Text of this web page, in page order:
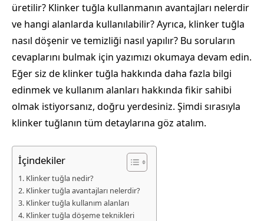
üretilir? Klinker tuğla kullanmanın avantajları nelerdir
ve hangi alanlarda kullanılabilir? Ayrıca, klinker tuğla
nasıl döşenir ve temizliği nasıl yapılır? Bu soruların
cevaplarını bulmak için yazımızı okumaya devam edin.
Eğer siz de klinker tuğla hakkında daha fazla bilgi
edinmek ve kullanım alanları hakkında fikir sahibi
olmak istiyorsanız, doğru yerdesiniz. Şimdi sırasıyla
klinker tuğlanın tüm detaylarına göz atalım.
İçindekiler
Klinker tuğla nedir?
Klinker tuğla avantajları nelerdir?
Klinker tuğla kullanım alanları
Klinker tuğla döşeme teknikleri